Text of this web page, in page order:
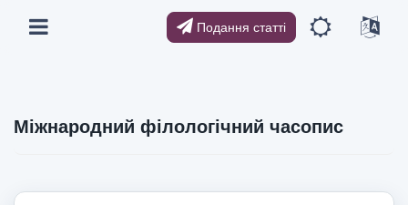
Подання статті
Міжнародний філологічний часопис